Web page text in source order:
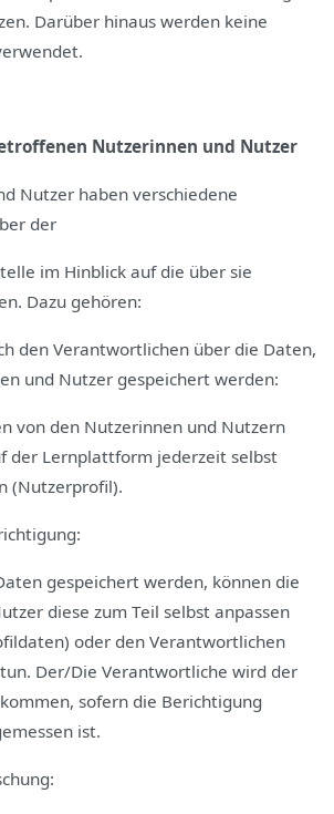
Darüber hinaus werden keine
Nutzerinnen und Nutzer
Nutzer haben verschiedene
der
im Hinblick auf die über sie
Dazu gehören:
Verantwortlichen über die Daten,
und Nutzer gespeichert werden:
von den Nutzerinnen und Nutzern
der Lernplattform jederzeit selbst
(Nutzerprofil).
gespeichert werden, können die
diese zum Teil selbst anpassen
oder den Verantwortlichen
Der/Die Verantwortliche wird der
sofern die Berichtigung
ist.